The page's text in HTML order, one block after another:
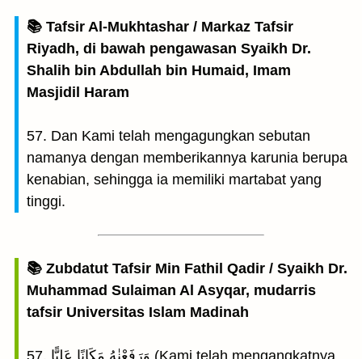
📚 Tafsir Al-Mukhtashar / Markaz Tafsir
Riyadh, di bawah pengawasan Syaikh Dr.
Shalih bin Abdullah bin Humaid, Imam
Masjidil Haram
57. Dan Kami telah mengagungkan sebutan
namanya dengan memberikannya karunia berupa
kenabian, sehingga ia memiliki martabat yang
tinggi.
📚 Zubdatut Tafsir Min Fathil Qadir / Syaikh Dr.
Muhammad Sulaiman Al Asyqar, mudarris
tafsir Universitas Islam Madinah
57. وَرَفَعْنٰهُ مَكَانًا عَلِيًّا (Kami telah mengangkatnya